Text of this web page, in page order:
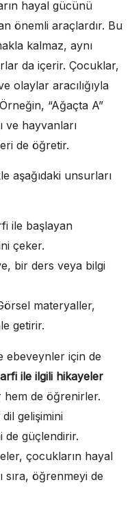
hayal gücünü
önemli araçlardır. Bu
kalmaz, aynı
da içerir. Çocuklar,
olaylar aracılığıyla
“Ağaçta A”
ve hayvanları
de öğretir.
aşağıdaki unsurları
ile başlayan
çeker.
bir ders veya bilgi
materyaller,
getirir.
ebeveynler için de
ile ilgili hikayeler
hem de öğrenirler.
gelişimini
de güçlendirir.
çocukların hayal
sıra, öğrenmeyi de